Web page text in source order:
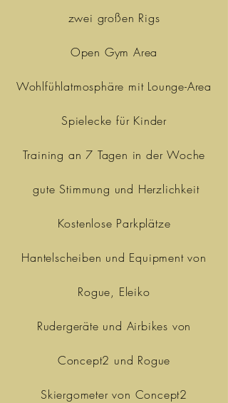
zwei großen Rigs
Open Gym Area
Wohlfühlatmosphäre mit Lounge-Area
Spielecke für Kinder
Training an 7 Tagen in der Woche
gute Stimmung und Herzlichkeit
Kostenlose Parkplätze
Hantelscheiben und Equipment von
Rogue, Eleiko
Rudergeräte und Airbikes von
Concept2 und Rogue
Skiergometer von Concept2